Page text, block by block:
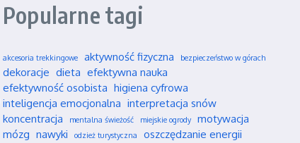
Popularne tagi
akcesoria trekkingowe aktywność fizyczna bezpieczeństwo w górach
dekoracje dieta efektywna nauka
efektywność osobista higiena cyfrowa
inteligencja emocjonalna interpretacja snów
koncentracja
mentalna świeżość miejskie ogrody
motywacja
mózg nawyki odzież turystyczna
oszczędzanie energii